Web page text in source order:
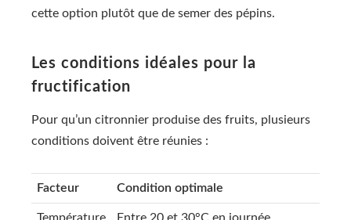
cette option plutôt que de semer des pépins.
Les conditions idéales pour la
fructification
Pour qu’un citronnier produise des fruits, plusieurs
conditions doivent être réunies :
Facteur Condition optimale